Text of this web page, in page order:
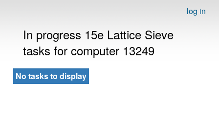
log in
In progress 15e Lattice Sieve
tasks for computer 13249
No tasks to display